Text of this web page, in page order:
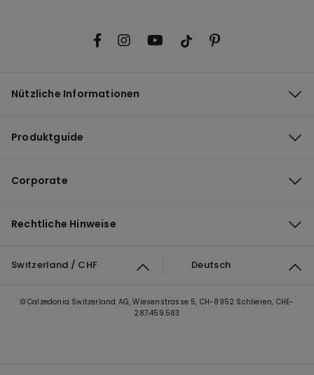
Nützliche Informationen
Produktguide
Corporate
Rechtliche Hinweise
Switzerland / CHF Deutsch
© Calzedonia Switzerland AG, Wiesenstrasse 5, CH-8952 Schlieren, CHE-
287.459.583